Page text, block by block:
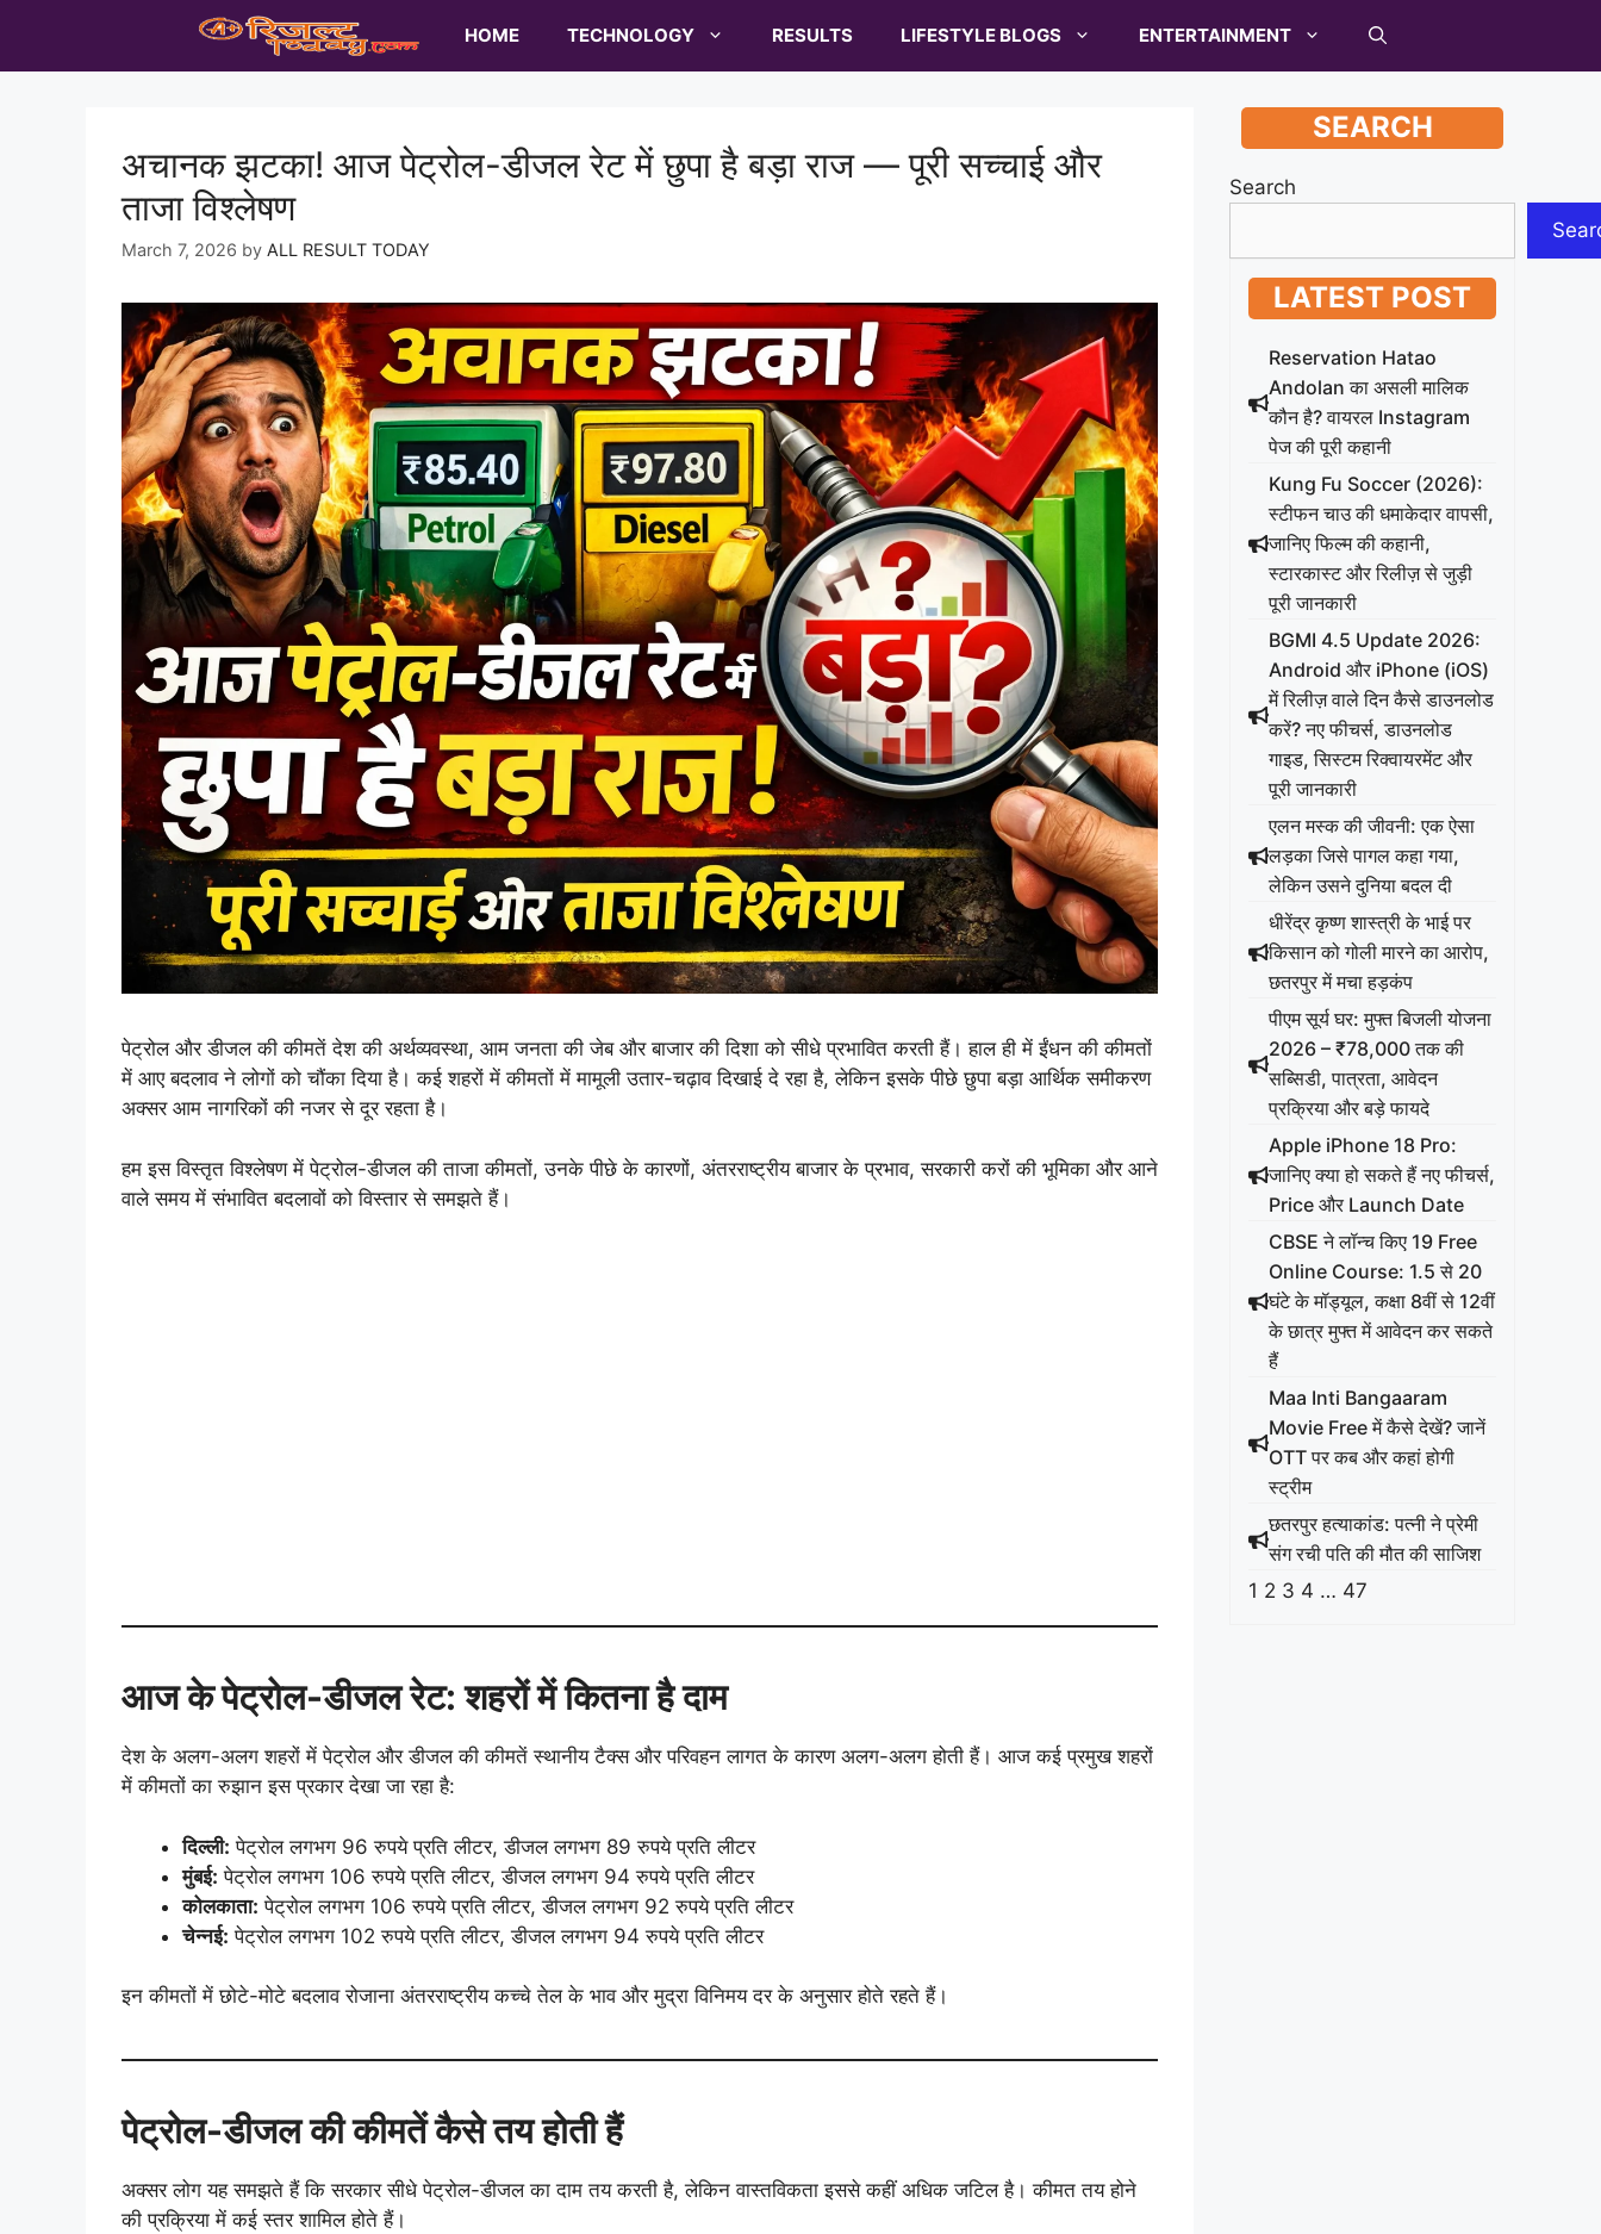
content
HOME TECHNOLOGY RESULTS LIFESTYLE BLOGS ENTERTAINMENT
अचानक झटका! आज पेट्रोल-डीजल रेट में छुपा है बड़ा राज — पूरी सच्चाई और
ताजा विश्लेषण
March 7, 2026 by ALL RESULT TODAY
पेट्रोल और डीजल की कीमतें देश की अर्थव्यवस्था, आम जनता की जेब और बाजार की दिशा को सीधे प्रभावित करती हैं। हाल ही में ईंधन की कीमतों
में आए बदलाव ने लोगों को चौंका दिया है। कई शहरों में कीमतों में मामूली उतार-चढ़ाव दिखाई दे रहा है, लेकिन इसके पीछे छुपा बड़ा आर्थिक समीकरण
अक्सर आम नागरिकों की नजर से दूर रहता है।
हम इस विस्तृत विश्लेषण में पेट्रोल-डीजल की ताजा कीमतों, उनके पीछे के कारणों, अंतरराष्ट्रीय बाजार के प्रभाव, सरकारी करों की भूमिका और आने
वाले समय में संभावित बदलावों को विस्तार से समझते हैं।
आज के पेट्रोल-डीजल रेट: शहरों में कितना है दाम
देश के अलग-अलग शहरों में पेट्रोल और डीजल की कीमतें स्थानीय टैक्स और परिवहन लागत के कारण अलग-अलग होती हैं। आज कई प्रमुख शहरों
में कीमतों का रुझान इस प्रकार देखा जा रहा है:
दिल्ली: पेट्रोल लगभग 96 रुपये प्रति लीटर, डीजल लगभग 89 रुपये प्रति लीटर
मुंबई: पेट्रोल लगभग 106 रुपये प्रति लीटर, डीजल लगभग 94 रुपये प्रति लीटर
कोलकाता: पेट्रोल लगभग 106 रुपये प्रति लीटर, डीजल लगभग 92 रुपये प्रति लीटर
चेन्नई: पेट्रोल लगभग 102 रुपये प्रति लीटर, डीजल लगभग 94 रुपये प्रति लीटर
इन कीमतों में छोटे-मोटे बदलाव रोजाना अंतरराष्ट्रीय कच्चे तेल के भाव और मुद्रा विनिमय दर के अनुसार होते रहते हैं।
पेट्रोल-डीजल की कीमतें कैसे तय होती हैं
अक्सर लोग यह समझते हैं कि सरकार सीधे पेट्रोल-डीजल का दाम तय करती है, लेकिन वास्तविकता इससे कहीं अधिक जटिल है। कीमत तय होने
की प्रक्रिया में कई स्तर शामिल होते हैं।
SEARCH
Search
LATEST POST
Reservation Hatao
Andolan का असली मालिक
कौन है? वायरल Instagram
पेज की पूरी कहानी
Kung Fu Soccer (2026):
स्टीफन चाउ की धमाकेदार वापसी,
जानिए फिल्म की कहानी,
स्टारकास्ट और रिलीज़ से जुड़ी
पूरी जानकारी
BGMI 4.5 Update 2026:
Android और iPhone (iOS)
में रिलीज़ वाले दिन कैसे डाउनलोड
करें? नए फीचर्स, डाउनलोड
गाइड, सिस्टम रिक्वायरमेंट और
पूरी जानकारी
एलन मस्क की जीवनी: एक ऐसा
लड़का जिसे पागल कहा गया,
लेकिन उसने दुनिया बदल दी
धीरेंद्र कृष्ण शास्त्री के भाई पर
किसान को गोली मारने का आरोप,
छतरपुर में मचा हड़कंप
पीएम सूर्य घर: मुफ्त बिजली योजना
2026 – ₹78,000 तक की
सब्सिडी, पात्रता, आवेदन
प्रक्रिया और बड़े फायदे
Apple iPhone 18 Pro:
जानिए क्या हो सकते हैं नए फीचर्स,
Price और Launch Date
CBSE ने लॉन्च किए 19 Free
Online Course: 1.5 से 20
घंटे के मॉड्यूल, कक्षा 8वीं से 12वीं
के छात्र मुफ्त में आवेदन कर सकते
हैं
Maa Inti Bangaaram
Movie Free में कैसे देखें? जानें
OTT पर कब और कहां होगी
स्ट्रीम
छतरपुर हत्याकांड: पत्नी ने प्रेमी
संग रची पति की मौत की साजिश
1 2 3 4 … 47